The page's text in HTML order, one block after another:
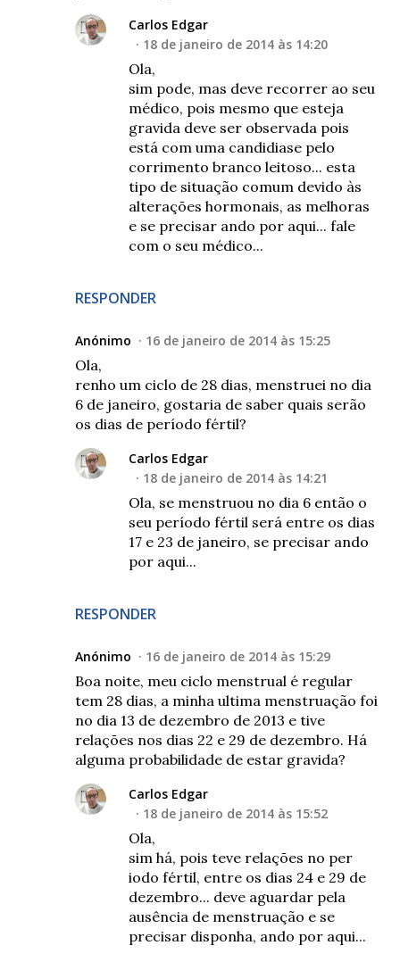
RESPONDER
Carlos Edgar
18 de janeiro de 2014 às 14:20
Ola,
sim pode, mas deve recorrer ao seu
médico, pois mesmo que esteja
gravida deve ser observada pois
está com uma candidiase pelo
corrimento branco leitoso... esta
tipo de situação comum devido às
alterações hormonais, as melhoras
e se precisar ando por aqui... fale
com o seu médico...
Anónimo 16 de janeiro de 2014 às 15:25
Ola,
renho um ciclo de 28 dias, menstruei no dia
6 de janeiro, gostaria de saber quais serão
os dias de período fértil?
RESPONDER
Carlos Edgar
18 de janeiro de 2014 às 14:21
Ola, se menstruou no dia 6 então o
seu período fértil será entre os dias
17 e 23 de janeiro, se precisar ando
por aqui...
Anónimo 16 de janeiro de 2014 às 15:29
Boa noite, meu ciclo menstrual é regular
tem 28 dias, a minha ultima menstruação foi
no dia 13 de dezembro de 2013 e tive
relações nos dias 22 e 29 de dezembro. Há
alguma probabilidade de estar gravida?
Carlos Edgar
18 de janeiro de 2014 às 15:52
Ola,
sim há, pois teve relações no per
iodo fértil, entre os dias 24 e 29 de
dezembro... deve aguardar pela
ausência de menstruação e se
precisar disponha, ando por aqui...